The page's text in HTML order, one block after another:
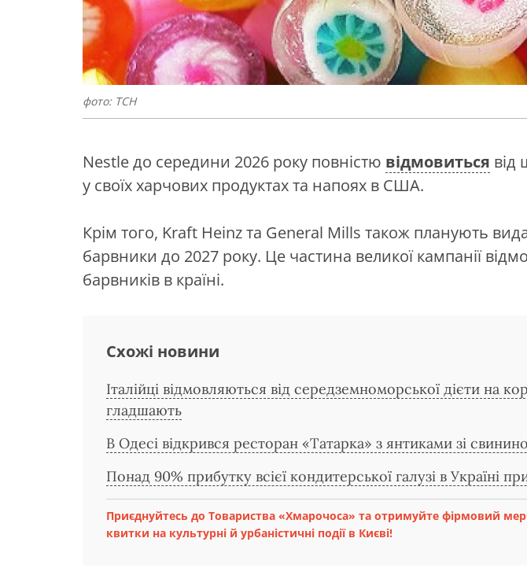
фото: ТСН
Nestle до середини 2026 року повністю відмовиться від
у своїх харчових продуктах та напоях в США.
Крім того, Kraft Heinz та General Mills також планують
барвники до 2027 року. Це частина великої кампанії
барвників в країні.
Схожі новини
Італійці відмовляються від середземноморської дієти на
гладшають
В Одесі відкрився ресторан «Татарка» з янтиками зі
Понад 90% прибутку всієї кондитерської галузі в Україні
Приєднуйтесь до Товариства «Хмарочоса» та отримуйте фірмовий
квитки на культурні й урбаністичні події в Києві!